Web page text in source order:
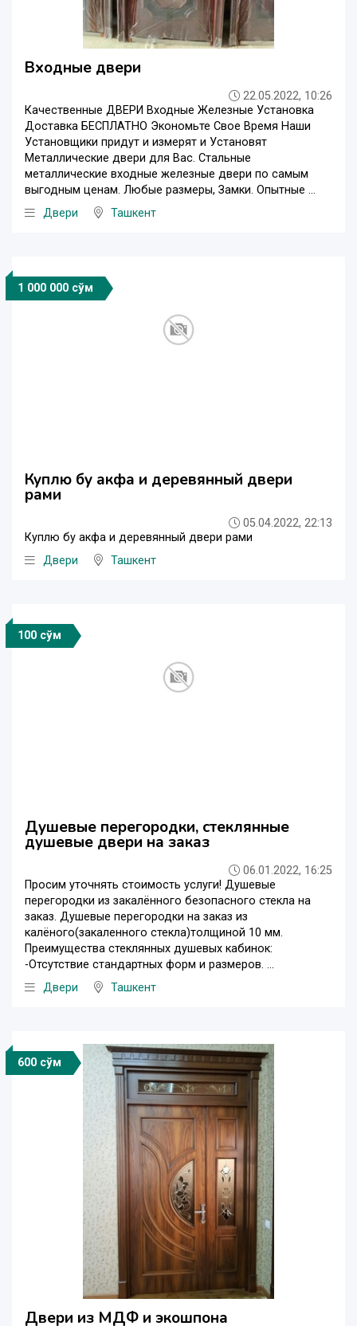
Входные двери
22.05.2022, 10:26
Качественные ДВЕРИ Входные Железные Установка
Доставка БЕСПЛАТНО Экономьте Свое Время Наши
Установщики придут и измерят и Установят
Металлические двери для Вас. Стальные
металлические входные железные двери по самым
выгодным ценам. Любые размеры, Замки. Опытные ...
Двери
Ташкент
1 000 000 сўм
Куплю бу акфа и деревянный двери
рами
05.04.2022, 22:13
Куплю бу акфа и деревянный двери рами
Двери
Ташкент
100 сўм
Душевые перегородки, стеклянные
душевые двери на заказ
06.01.2022, 16:25
Просим уточнять стоимость услуги! Душевые
перегородки из закалённого безопасного стекла на
заказ. Душевые перегородки на заказ из
калёного(закаленного стекла)толщиной 10 мм.
Преимущества стеклянных душевых кабинок:
-Отсутствие стандартных форм и размеров. ...
Двери
Ташкент
600 сўм
Двери из МДФ и экошпона